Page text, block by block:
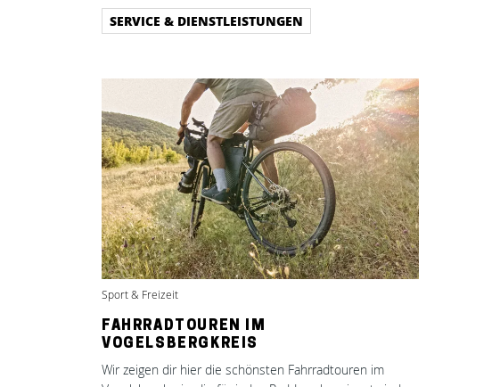
SERVICE & DIENSTLEISTUNGEN
Sport & Freizeit
FAHRRADTOUREN IM
VOGELSBERGKREIS
Wir zeigen dir hier die schönsten Fahrradtouren im